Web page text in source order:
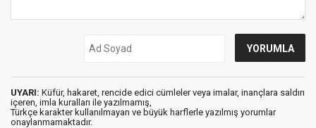
UYARI: Küfür, hakaret, rencide edici cümleler veya imalar, inançlara saldırı
içeren, imla kuralları ile yazılmamış,
Türkçe karakter kullanılmayan ve büyük harflerle yazılmış yorumlar
onaylanmamaktadır.